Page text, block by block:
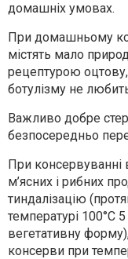
домашніх умовах.
При домашньому
містять мало
рецептурою
ботулізму не
Важливо добре
безпосередньо
При
м’ясних і рибних
тиндалізацію
температурі 100°С
вегетативну
консерви при